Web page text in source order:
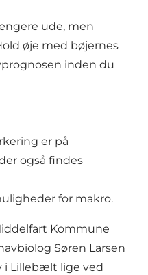
ude, men
øje med bøjernes
inden du
er på
også findes
for makro.
Kommune
Søren Larsen
i Lillebælt lige ved